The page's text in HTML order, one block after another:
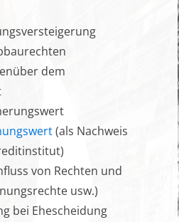
dem
(als Nachweis
von Rechten und
usw.)
bei Ehescheidung